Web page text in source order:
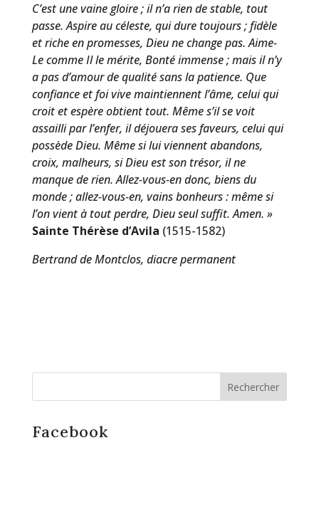
C’est une vaine gloire ; il n’a rien de stable, tout
passe. Aspire au céleste, qui dure toujours ; fidèle
et riche en promesses, Dieu ne change pas. Aime-
Le comme Il le mérite, Bonté immense ; mais il n’y
a pas d’amour de qualité sans la patience. Que
confiance et foi vive maintiennent l’âme, celui qui
croit et espère obtient tout. Même s’il se voit
assailli par l’enfer, il déjouera ses faveurs, celui qui
possède Dieu. Même si lui viennent abandons,
croix, malheurs, si Dieu est son trésor, il ne
manque de rien. Allez-vous-en donc, biens du
monde ; allez-vous-en, vains bonheurs : même si
l’on vient à tout perdre, Dieu seul suffit. Amen. »
Sainte Thérèse d’Avila (1515-1582)
Bertrand de Montclos, diacre permanent
Facebook